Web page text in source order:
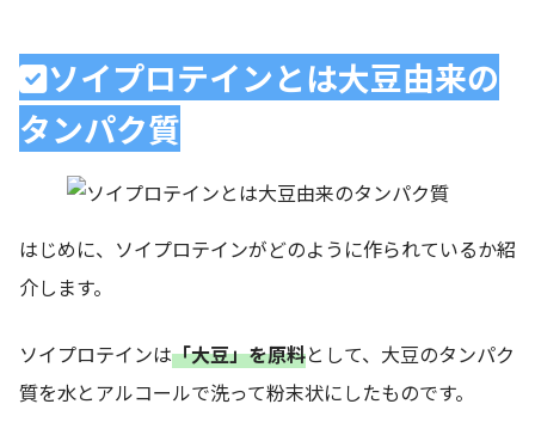
ソイプロテインとは大豆由来の
タンパク質
はじめに、ソイプロテインがどのように作られているか紹
介します。
ソイプロテインは「大豆」を原料として、大豆のタンパク
質を水とアルコールで洗って粉末状にしたものです。